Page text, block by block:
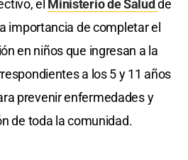
el Ministerio de Saludde
importancia de completar el
en niños que ingresan a la
a los 5 y 11 años
prevenir enfermedades y
de toda la comunidad.